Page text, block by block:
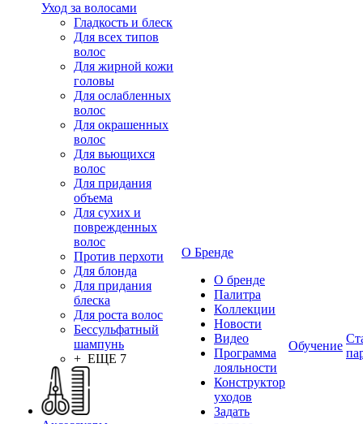
Уход за волосами
Гладкость и блеск
Для всех типов
волос
Для жирной кожи
головы
Для ослабленных
волос
Для окрашенных
волос
Для вьющихся
волос
Для придания
объема
Для сухих и
поврежденных
волос
Против перхоти
Для блонда
Для придания
блеска
Для роста волос
Бессульфатный
шампунь
+ ЕЩЕ 7
О Бренде
О бренде
Палитра
Коллекции
Новости
Видео
Программа
лояльности
Конструктор
уходов
Задать
Обучение